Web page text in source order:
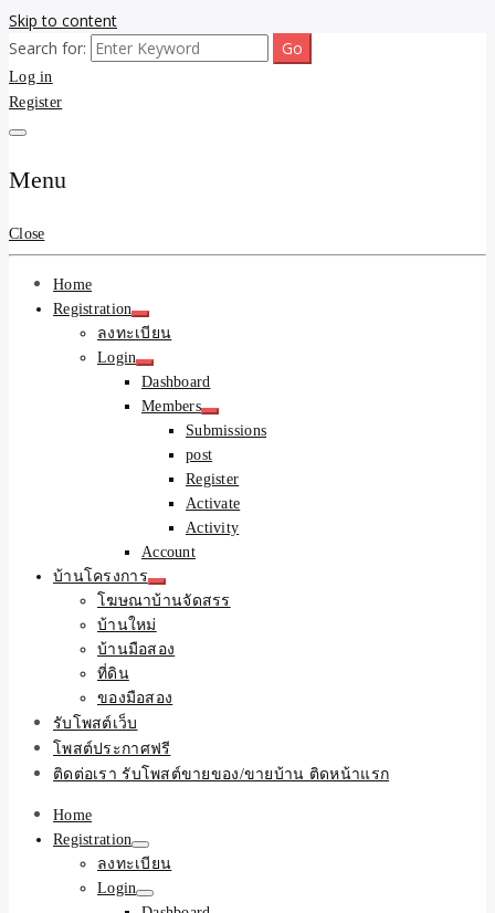
Skip to content
รับจ้างโพสต์ขายบ้าน ขาย
ของ ติดหน้าแรก Google Ai
Search ราคาถูกที่สุด! เน้น
ความคุ้มค่า "ถูกและดีมีอยู่
จริง" (เหมาะกับพ่อค้า
แม่ค้า) บริการโพสต์เว็บ
บอร์ด SEO การันตีงานดี
100% ✨
ขายบ้านไม่ออก ขายสินค้าไม่ได้ บอกเรา! รับจ้างลงโพสต์อสังหาฯ รับโพส
เว็บบอร์ดSEO ดันติดหน้าแรก Google AI ชัวร์ 🎯 … ให้เราจัดการให้! ด้วย
ระบบ AI Search & SEO ที่แม่นยำที่สุด
Search for:
Log in
Register
Menu
Close
Home
Registration
ลงทะเบียน
Login
Dashboard
Members
Submissions
post
Register
Activate
Activity
Account
บ้านโครงการ
โฆษณาบ้านจัดสรร
บ้านใหม่
บ้านมือสอง
ที่ดิน
ของมือสอง
รับโพสต์เว็บ
โพสต์ประกาศฟรี
ติดต่อเรา รับโพสต์ขายของ/ขายบ้าน ติดหน้าแรก
Home
Registration
ลงทะเบียน
Login